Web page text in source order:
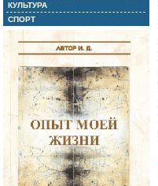
КУЛЬТУРА
СПОРТ